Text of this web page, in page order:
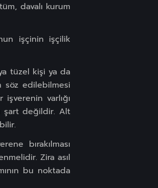
davalı kurum
işçinin işçilik
tüzel kişi ya da
söz edilebilmesi
varlığı
şart değildir. Alt
bırakılması
Zira asıl
bu noktada